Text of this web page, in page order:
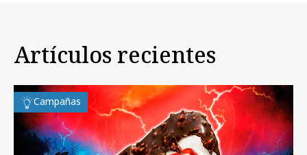
Artículos recientes
Campañas